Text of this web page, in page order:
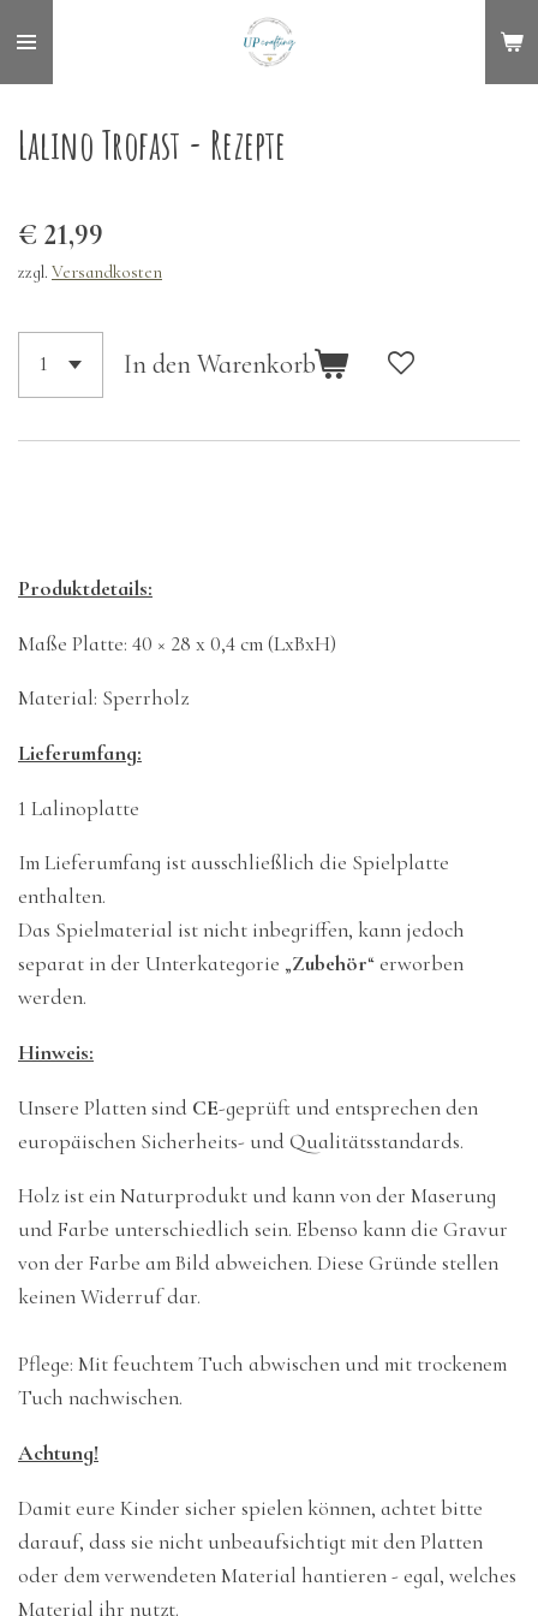
Lalino Trofast - Rezepte
€ 21,99
zzgl. Versandkosten
In den Warenkorb
Produktdetails:
Maße Platte: 40 × 28 x 0,4 cm (LxBxH)
Material: Sperrholz
Lieferumfang:
1 Lalinoplatte
Im Lieferumfang ist ausschließlich die Spielplatte
enthalten.
Das Spielmaterial ist nicht inbegriffen, kann jedoch
separat in der Unterkategorie „Zubehör“ erworben
werden.
Hinweis:
Unsere Platten sind CE-geprüft und entsprechen den
europäischen Sicherheits- und Qualitätsstandards.
Holz ist ein Naturprodukt und kann von der Maserung
und Farbe unterschiedlich sein. Ebenso kann die Gravur
von der Farbe am Bild abweichen. Diese Gründe stellen
keinen Widerruf dar.
Pflege: Mit feuchtem Tuch abwischen und mit trockenem
Tuch nachwischen.
Achtung!
Damit eure Kinder sicher spielen können, achtet bitte
darauf, dass sie nicht unbeaufsichtigt mit den Platten
oder dem verwendeten Material hantieren - egal, welches
Material ihr nutzt.